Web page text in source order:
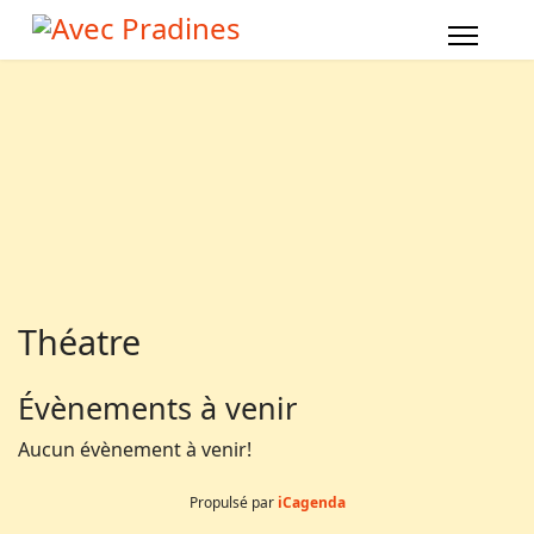
Théatre
Évènements à venir
Aucun évènement à venir!
Propulsé par iCagenda
précédente
précédent
suivante
suivant